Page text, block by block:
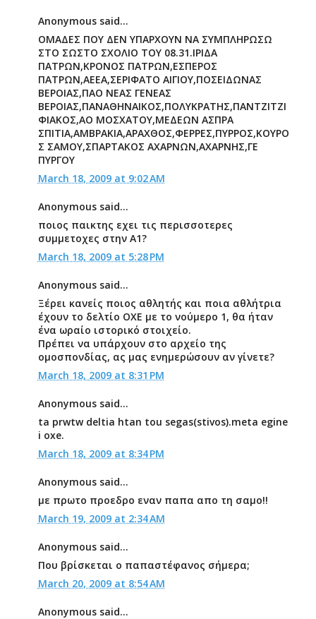
Anonymous said...
ΟΜΑΔΕΣ ΠΟΥ ΔΕΝ ΥΠΑΡΧΟΥΝ ΝΑ ΣΥΜΠΛΗΡΩΣΩ
ΣΤΟ ΣΩΣΤΟ ΣΧΟΛΙΟ ΤΟΥ 08.31.ΙΡΙΔΑ
ΠΑΤΡΩΝ,ΚΡΟΝΟΣ ΠΑΤΡΩΝ,ΕΣΠΕΡΟΣ
ΠΑΤΡΩΝ,ΑΕΕΑ,ΣΕΡΙΦΑΤΟ ΑΙΓΙΟΥ,ΠΟΣΕΙΔΩΝΑΣ
ΒΕΡΟΙΑΣ,ΠΑΟ ΝΕΑΣ ΓΕΝΕΑΣ
ΒΕΡΟΙΑΣ,ΠΑΝΑΘΗΝΑΙΚΟΣ,ΠΟΛΥΚΡΑΤΗΣ,ΠΑΝΤΖΙΤΖΙ
ΦΙΑΚΟΣ,ΑΟ ΜΟΣΧΑΤΟΥ,ΜΕΔΕΩΝ ΑΣΠΡΑ
ΣΠΙΤΙΑ,ΑΜΒΡΑΚΙΑ,ΑΡΑΧΘΟΣ,ΦΕΡΡΕΣ,ΠΥΡΡΟΣ,ΚΟΥΡΟ
Σ ΣΑΜΟΥ,ΣΠΑΡΤΑΚΟΣ ΑΧΑΡΝΩΝ,ΑΧΑΡΝΗΣ,ΓΕ
ΠΥΡΓΟΥ
March 18, 2009 at 9:02 AM
Anonymous said...
ποιος παικτης εχει τις περισσοτερες
συμμετοχες στην Α1?
March 18, 2009 at 5:28 PM
Anonymous said...
Ξέρει κανείς ποιος αθλητής και ποια αθλήτρια
έχουν το δελτίο ΟΧΕ με το νούμερο 1, θα ήταν
ένα ωραίο ιστορικό στοιχείο.
Πρέπει να υπάρχουν στο αρχείο της
ομοσπονδίας, ας μας ενημερώσουν αν γίνετε?
March 18, 2009 at 8:31 PM
Anonymous said...
ta prwtw deltia htan tou segas(stivos).meta egine
i oxe.
March 18, 2009 at 8:34 PM
Anonymous said...
με πρωτο προεδρο εναν παπα απο τη σαμο!!
March 19, 2009 at 2:34 AM
Anonymous said...
Που βρίσκεται ο παπαστέφανος σήμερα;
March 20, 2009 at 8:54 AM
Anonymous said...